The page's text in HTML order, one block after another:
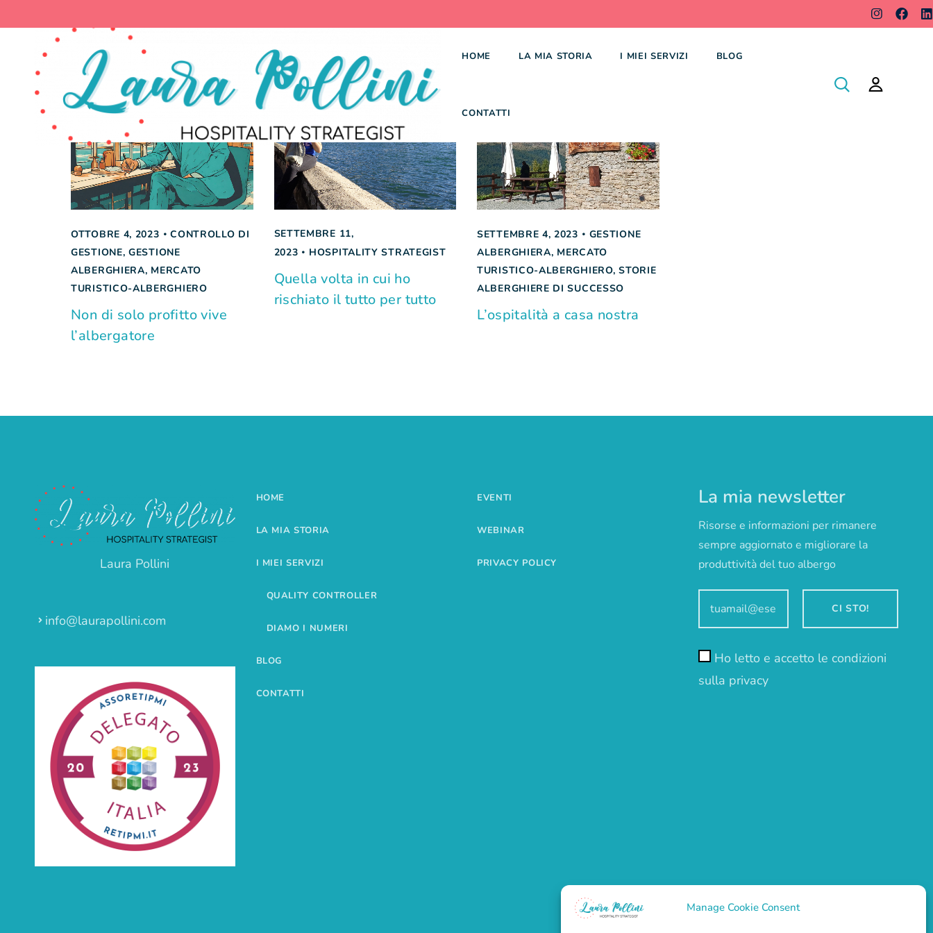
Manage Cookie Consent
HOME LA MIA STORIA I MIEI SERVIZI BLOG
CONTATTI
OTTOBRE 4, 2023
CONTROLLO DI
GESTIONE,GESTIONE
ALBERGHIERA, MERCATO
TURISTICO-ALBERGHIERO
Non di solo profitto vive
l’albergatore
SETTEMBRE 11,
2023
HOSPITALITY STRATEGIST
Quella volta in cui ho
rischiato il tutto per tutto
SETTEMBRE 4, 2023
GESTIONE
ALBERGHIERA, MERCATO
TURISTICO-ALBERGHIERO,STORIE
ALBERGHIERE DI SUCCESSO
L’ospitalità a casa nostra
Laura Pollini
info@laurapollini.com
HOME
LA MIA STORIA
I MIEI SERVIZI
QUALITY CONTROLLER
DIAMO I NUMERI
BLOG
CONTATTI
EVENTI
WEBINAR
PRIVACY POLICY
La mia newsletter
Risorse e informazioni per rimanere
sempre aggiornato e migliorare la
produttività del tuo albergo
Ho letto e accetto le condizioni
sulla privacy